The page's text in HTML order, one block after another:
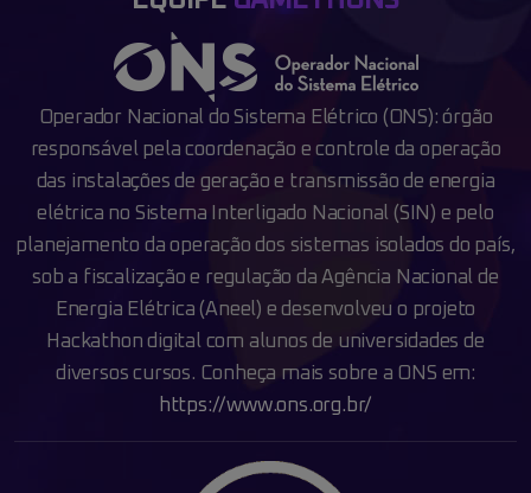
Operador Nacional do Sistema Elétrico (ONS): órgão
responsável pela coordenação e controle da operação
das instalações de geração e transmissão de energia
elétrica no Sistema Interligado Nacional (SIN) e pelo
planejamento da operação dos sistemas isoladosdo país,
sob a fiscalização e regulação da Agência Nacional de
Energia Elétrica (Aneel) edesenvolveu o projeto
Hackathon digital com alunos de universidades de
diversos cursos. Conheça mais sobre a ONS em:
https://www.ons.org.br/